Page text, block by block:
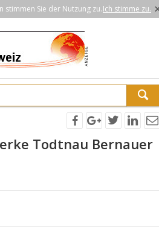
stimmen Sie der Nutzung zu.Ich stimme zu.
Todtnau Bernauer